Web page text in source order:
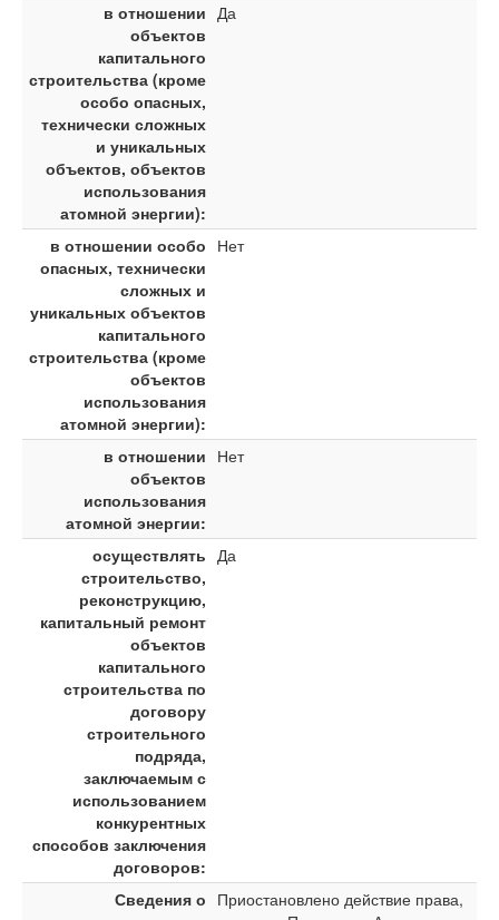
в отношении
объектов
капитального
строительства (кроме
особо опасных,
технически сложных
и уникальных
объектов, объектов
использования
атомной энергии):
Да
в отношении особо
опасных, технически
сложных и
уникальных объектов
капитального
строительства (кроме
объектов
использования
атомной энергии):
Нет
в отношении
объектов
использования
атомной энергии:
Нет
осуществлять
строительство,
реконструкцию,
капитальный ремонт
объектов
капитального
строительства по
договору
строительного
подряда,
заключаемым с
использованием
конкурентных
способов заключения
договоров:
Да
Сведения о Приостановлено действие права,